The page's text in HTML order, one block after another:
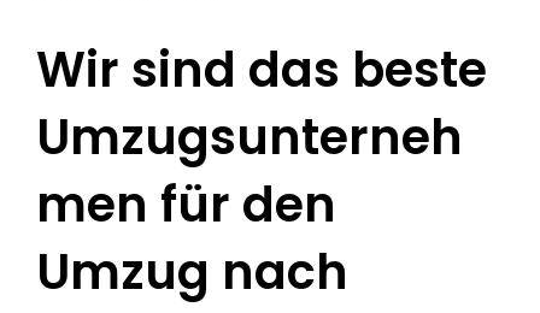
Wir sind das beste
Umzugsunterneh
men für den
Umzug nach